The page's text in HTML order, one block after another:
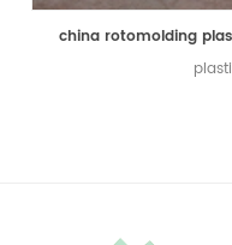
china rotomolding